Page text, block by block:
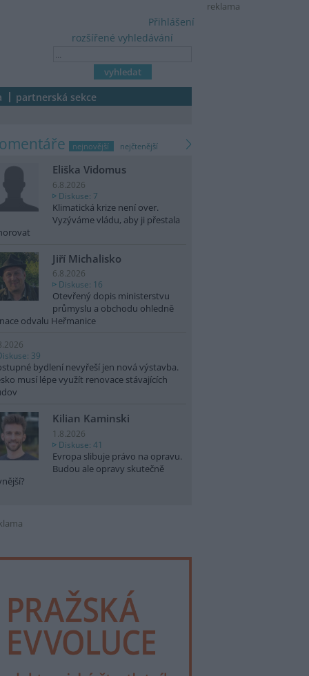
reklama
rozšířené vyhledávání
Přihlášení
partnerská sekce
nejnovější nejčtenější
Eliška Vidomus
6.8.2026
Diskuse: 7
Klimatická krize není over.
Vyzýváme vládu, aby ji přestala
Jiří Michalisko
6.8.2026
Diskuse: 16
Otevřený dopis ministerstvu
průmyslu a obchodu ohledně
odvalu Heřmanice
39
bydlení nevyřeší jen nová výstavba.
musí lépe využít renovace stávajících
Kilian Kaminski
1.8.2026
Diskuse: 41
Evropa slibuje právo na opravu.
Budou ale opravy skutečně